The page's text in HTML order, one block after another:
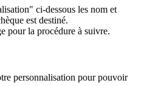
ci-dessous les nom et
est destiné.
pour la procédure à suivre.
personnalisation pour pouvoir